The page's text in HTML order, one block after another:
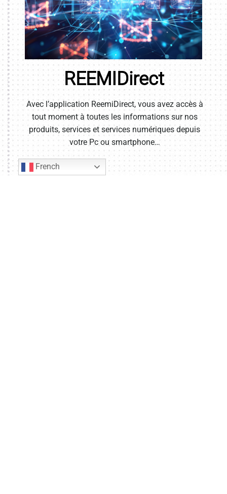
REEMIDirect
Avec l’application ReemiDirect, vous avez accès à
tout moment à toutes les informations sur nos
produits, services et services numériques depuis
votre Pc ou smartphone…
French